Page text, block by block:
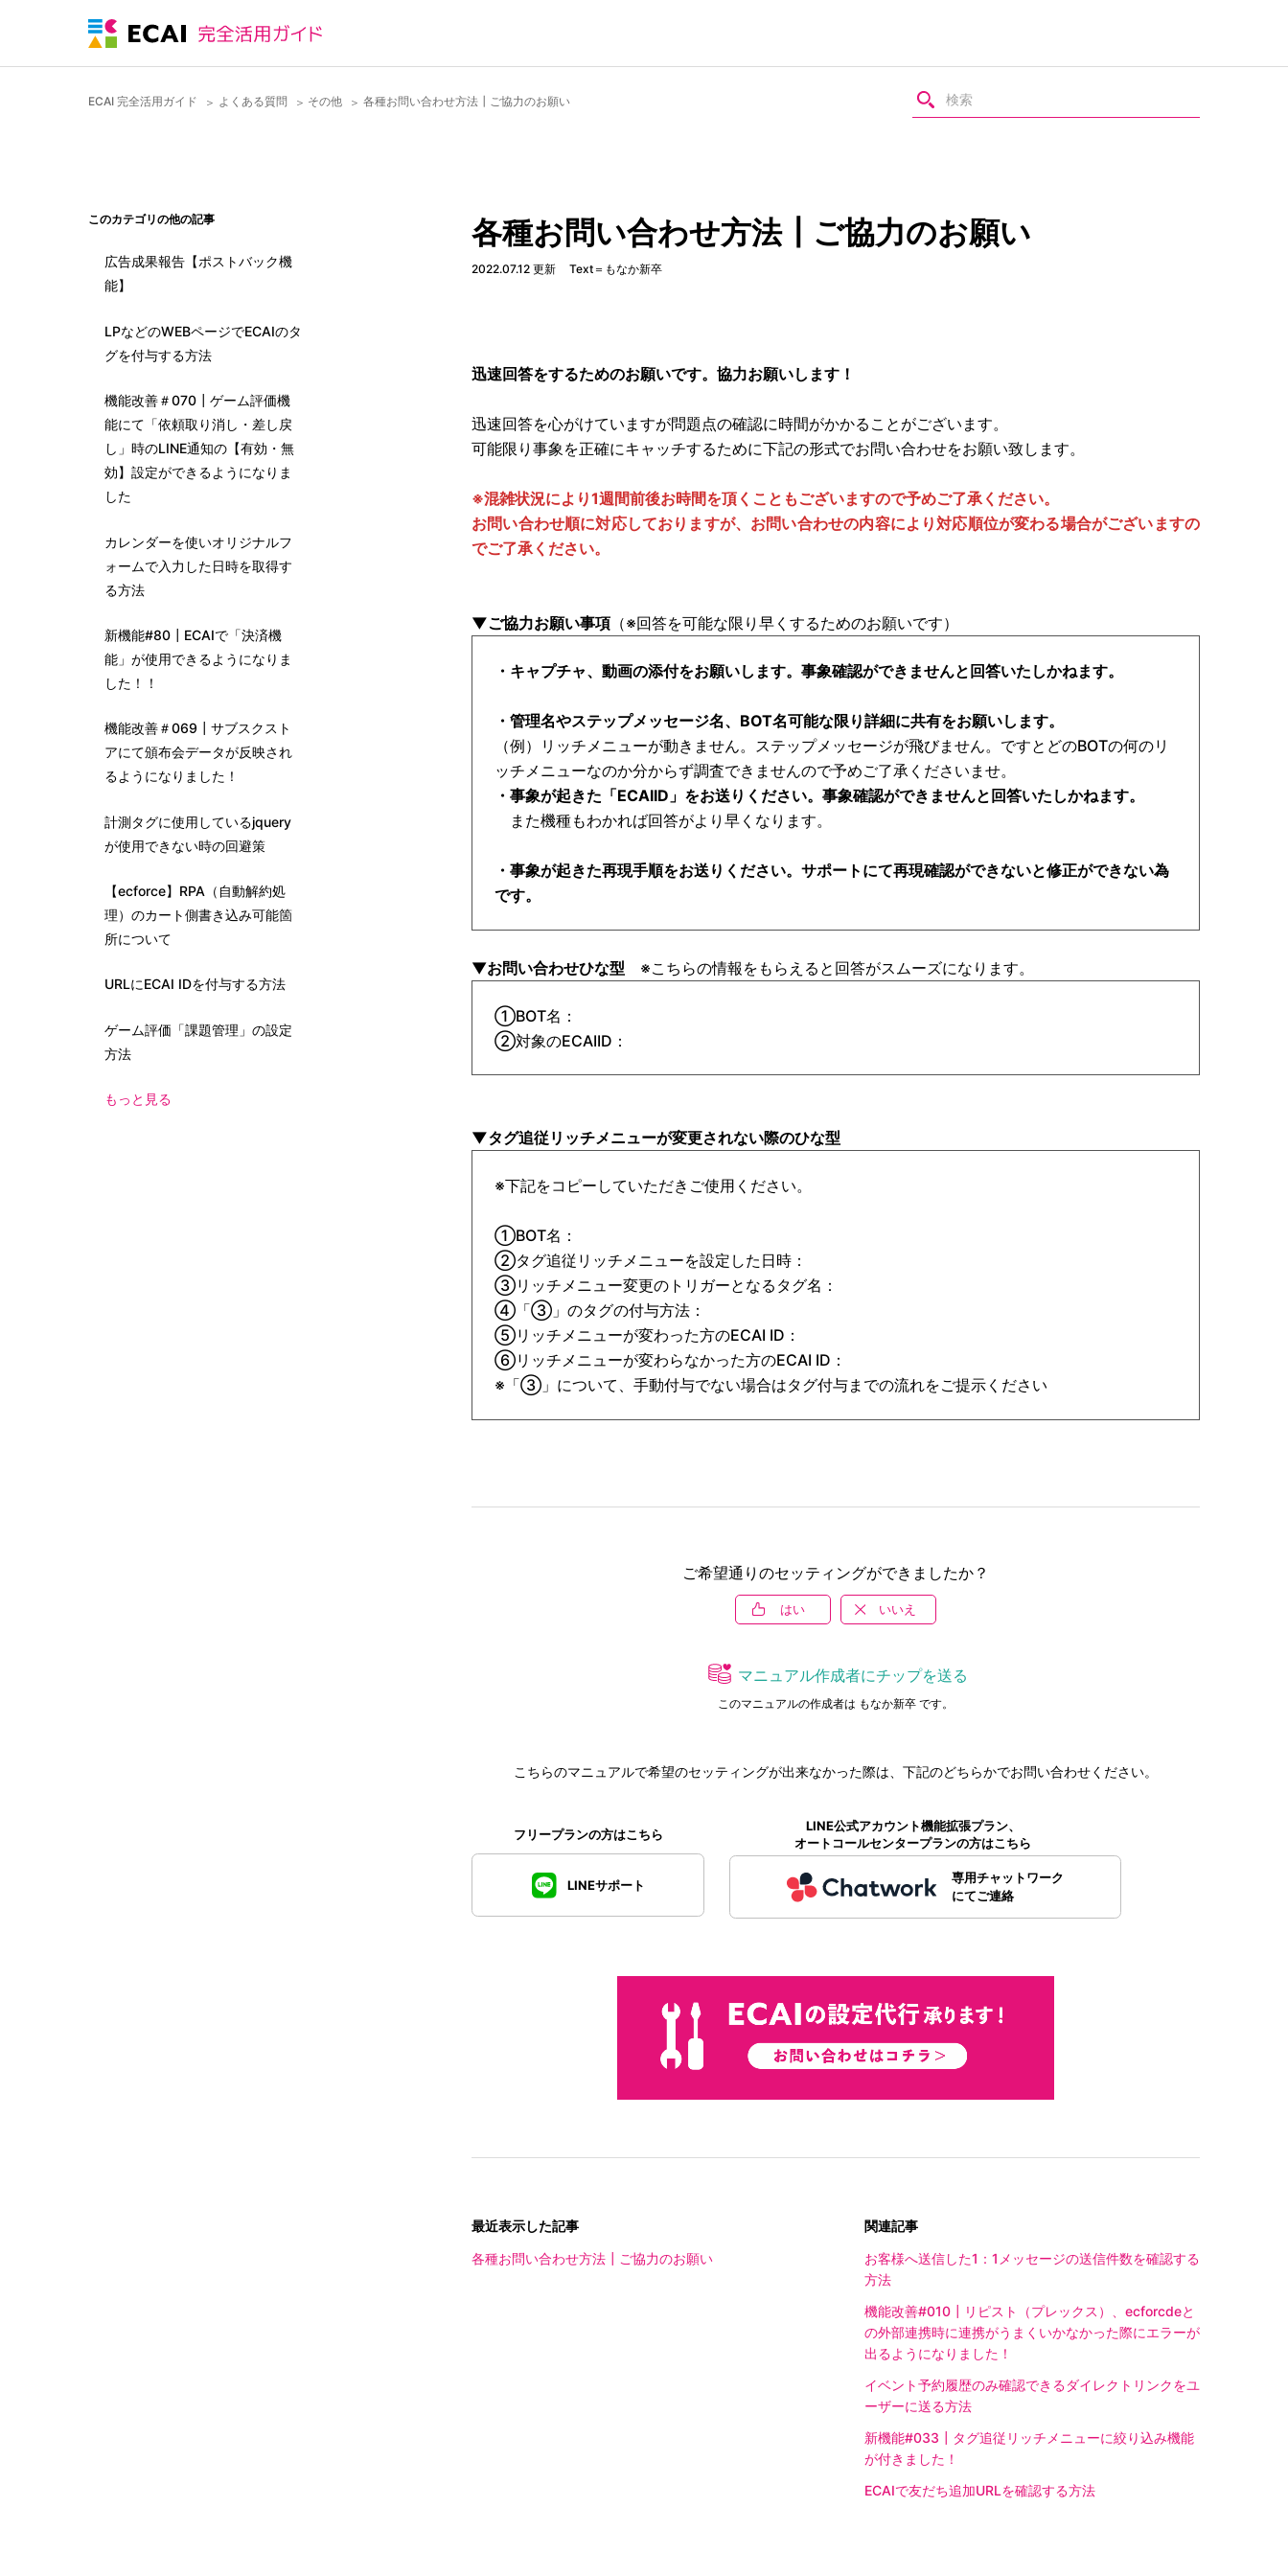
ECAI 完全活用ガイド よくある質問 その他 各種お問い合わせ方法┃ご協力のお願い
各種お問い合わせ方法┃ご協力のお願い
2022.07.12 更新 Text＝もなか新卒
迅速回答をするためのお願いです。協力お願いします！
迅速回答を心がけていますが問題点の確認に時間がかかることがございます。
可能限り事象を正確にキャッチするために下記の形式でお問い合わせをお願い致します。
※混雑状況により1週間前後お時間を頂くこともございますので予めご了承ください。
お問い合わせ順に対応しておりますが、お問い合わせの内容により対応順位が変わる場合がございますの
でご了承ください。
▼ご協力お願い事項 （※回答を可能な限り早くするためのお願いです）
（例）リッチメニューが動きません。ステップメッセージが飛びません。ですとどのBOTの何のリ
・事象が起きた再現手順をお送りください。サポートにて再現確認ができないと修正ができない為
です。
▼お問い合わせひな型 ※こちらの情報をもらえると回答がスムーズになります。
①BOT名：
②対象のECAIID：
▼タグ追従リッチメニューが変更されない際のひな型
※下記をコピーしていただきご使用ください。
①BOT名：
②タグ追従リッチメニューを設定した日時：
➂リッチメニュー変更のトリガーとなるタグ名：
④「➂」のタグの付与方法：
⑤リッチメニューが変わった方のECAI ID：
⑥リッチメニューが変わらなかった方のECAI ID：
※「➂」について、手動付与でない場合はタグ付与までの流れをご提示ください
ご希望通りのセッティングができましたか？
はい いいえ
マニュアル作成者にチップを送る
このマニュアルの作成者は もなか新卒 です。
こちらのマニュアルで希望のセッティングが出来なかった際は、下記のどちらかでお問い合わせください。
フリープランの方はこちら
LINEサポート
LINE公式アカウント機能拡張プラン、
オートコールセンタープランの方はこちら
専用チャットワーク
にてご連絡
最近表示した記事
各種お問い合わせ方法┃ご協力のお願い
関連記事
お客様へ送信した1：1メッセージの送信件数を確認する
方法
機能改善#010┃リピスト（プレックス）、ecforcdeと
の外部連携時に連携がうまくいかなかった際にエラーが
出るようになりました！
イベント予約履歴のみ確認できるダイレクトリンクをユ
ーザーに送る方法
新機能#033┃タグ追従リッチメニューに絞り込み機能
が付きました！
ECAIで友だち追加URLを確認する方法
このカテゴリの他の記事
広告成果報告【ポストバック機
能】
LPなどのWEBページでECAIのタ
グを付与する方法
機能改善＃070┃ゲーム評価機
能にて「依頼取り消し・差し戻
し」時のLINE通知の【有効・無
効】設定ができるようになりま
した
カレンダーを使いオリジナルフ
ォームで入力した日時を取得す
る方法
新機能#80┃ECAIで「決済機
能」が使用できるようになりま
した！！
機能改善＃069┃サブスクスト
アにて頒布会データが反映され
るようになりました！
計測タグに使用しているjquery
が使用できない時の回避策
【ecforce】RPA（自動解約処
理）のカート側書き込み可能箇
所について
URLにECAI IDを付与する方法
ゲーム評価「課題管理」の設定
方法
もっと見る